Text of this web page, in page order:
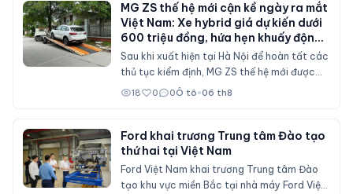
MG ZS thế hệ mới cận kề ngày ra mắt
Việt Nam: Xe hybrid giá dự kiến dưới
600 triệu đồng, hứa hẹn khuấy động
phân khúc SUV cỡ B
Sau khi xuất hiện tại Hà Nội để hoàn tất các
thủ tục kiểm định, MG ZS thế hệ mới được
cho là sẽ sớm mở bán tại Việt Nam với nhiều
trực tiếp Mitsubishi Xforce, Kia Seltos và
Honda HR-V.
18 0 0Ô tô•06 th8
Ford khai trương Trung tâm Đào tạo
thứ hai tại Việt Nam
Ford Việt Nam khai trương Trung tâm Đào
tạo khu vực miền Bắc tại nhà máy Ford Việt